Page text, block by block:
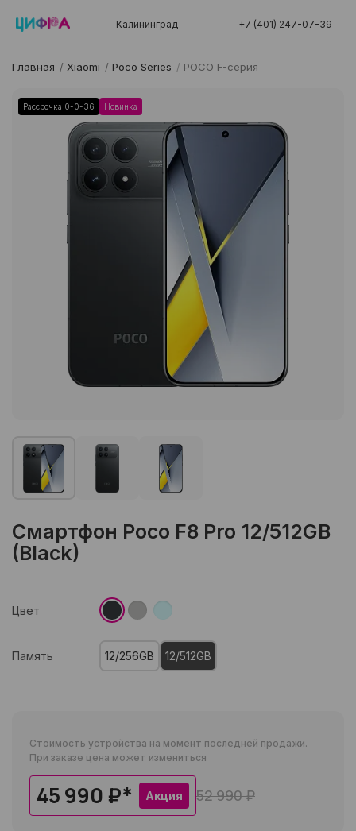
Калининград +7 (401) 247-07-39
Главная / Xiaomi / Poco Series / POCO F-серия
Рассрочка 0-0-36 Новинка
Смартфон Poco F8 Pro 12/512GB
(Black)
Цвет
Память 12/256GB 12/512GB
Стоимость устройства на момент последней продажи.
При заказе цена может измениться
45 990 ₽* Акция 52 990 ₽